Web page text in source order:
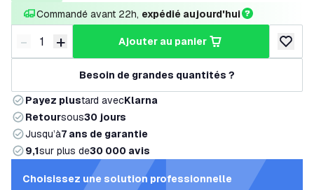
Commandé avant 22h, expédié aujourd'hui
Diminuer la quantité
- Augmenter la quantité
+ ajouter au panier
Besoin de grandes quantités ?
Payez plustard avecKlarna
Retoursous30 jours
Jusqu’à7 ans de garantie
9,1sur plus de30 000 avis
Choisissez une solution professionnelle